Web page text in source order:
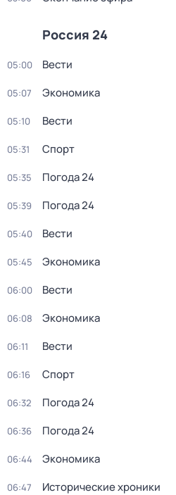
Россия 24
05:00 Вести
05:07 Экономика
05:10 Вести
05:31 Спорт
05:35 Погода 24
05:39 Погода 24
05:40 Вести
05:45 Экономика
06:00 Вести
06:08 Экономика
06:11 Вести
06:16 Спорт
06:32 Погода 24
06:36 Погода 24
06:44 Экономика
06:47 Исторические хроники